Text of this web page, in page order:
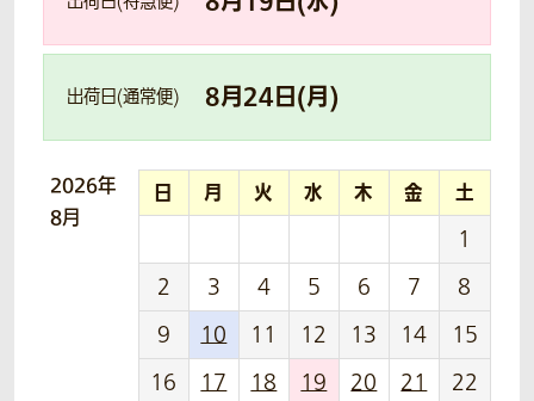
出荷日(通常便) 8月24日(月)
2026年
8月
日 月 火 水 木 金 土
1
2
3 4 5 6 7
8
9
10 11 12 13 14
15
16
17 18 19 20 21 22